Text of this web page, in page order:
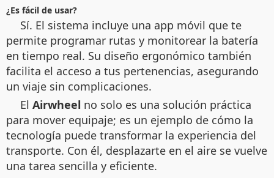
¿Es fácil de usar?
Sí. El sistema incluye una app móvil que te
permite programar rutas y monitorear la batería
en tiempo real. Su diseño ergonómico también
facilita el acceso a tus pertenencias, asegurando
un viaje sin complicaciones.
El Airwheel no solo es una solución práctica
para mover equipaje; es un ejemplo de cómo la
tecnología puede transformar la experiencia del
transporte. Con él, desplazarte en el aire se vuelve
una tarea sencilla y eficiente.